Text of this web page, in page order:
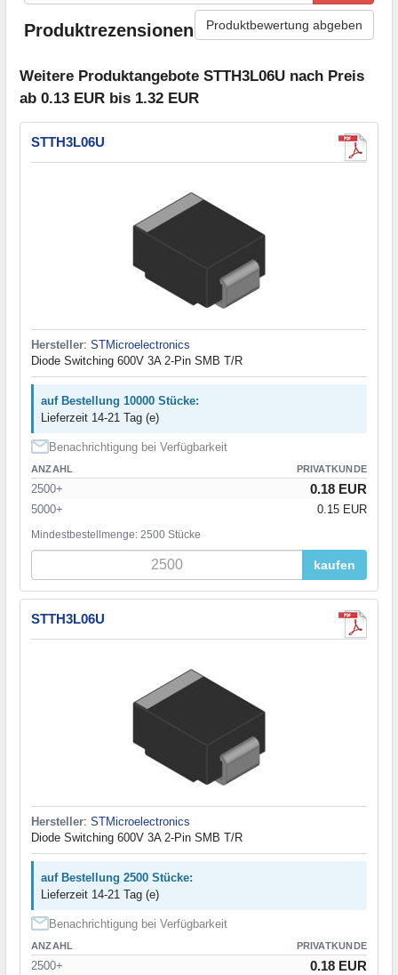
Produktrezensionen Produktbewertung abgeben
Weitere Produktangebote STTH3L06U nach Preis
ab 0.13 EUR bis 1.32 EUR
STTH3L06U
Hersteller: STMicroelectronics
Diode Switching 600V 3A 2-Pin SMB T/R
auf Bestellung 10000 Stücke:
Lieferzeit 14-21 Tag (e)
Benachrichtigung bei Verfügbarkeit
ANZAHL PRIVATKUNDE
2500+ 0.18 EUR
5000+ 0.15 EUR
Mindestbestellmenge: 2500 Stücke
kaufen
STTH3L06U
Hersteller: STMicroelectronics
Diode Switching 600V 3A 2-Pin SMB T/R
auf Bestellung 2500 Stücke:
Lieferzeit 14-21 Tag (e)
Benachrichtigung bei Verfügbarkeit
ANZAHL PRIVATKUNDE
2500+ 0.18 EUR